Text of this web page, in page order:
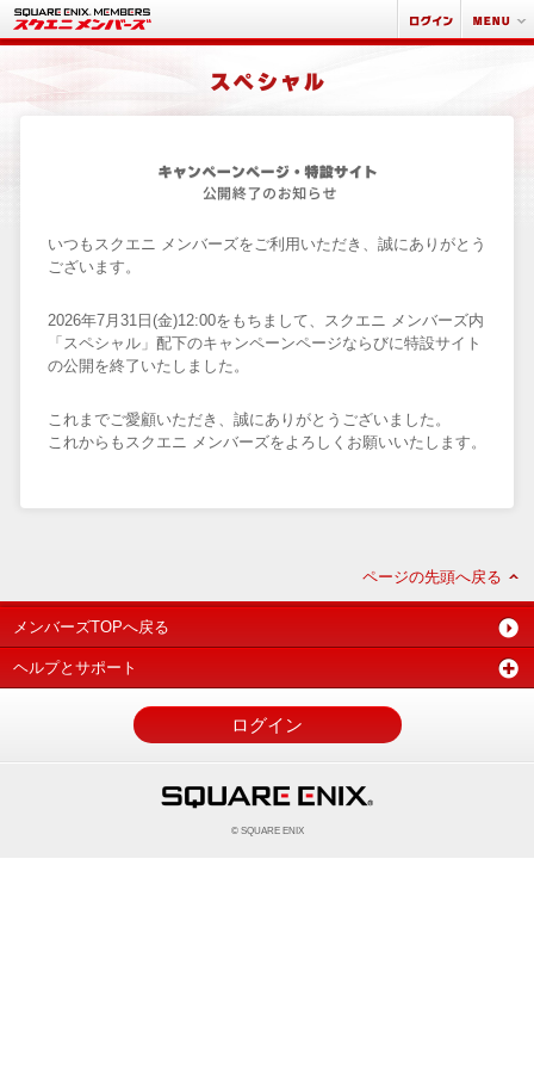
いつもスクエニ メンバーズをご利用いただき、誠にありがとう
ございます。
2026年7月31日(金)12:00をもちまして、スクエニ メンバーズ内
「スペシャル」配下のキャンペーンページならびに特設サイト
の公開を終了いたしました。
これまでご愛顧いただき、誠にありがとうございました。
これからもスクエニ メンバーズをよろしくお願いいたします。
ページの先頭へ戻る
メンバーズTOPへ戻る
ヘルプとサポート
ログイン
© SQUARE ENIX